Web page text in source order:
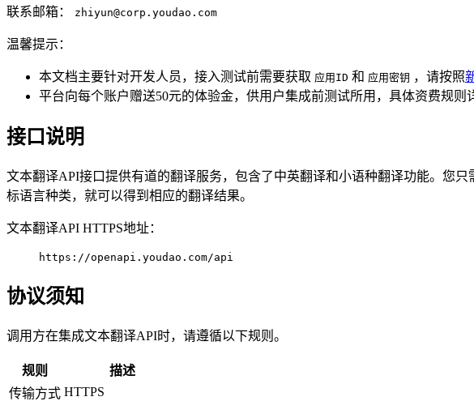
联系邮箱： zhiyun@corp.youdao.com
温馨提示：
本文档主要针对开发人员，接入测试前需要获取 应用ID 和 应用密钥 ，请按照
平台向每个账户赠送50元的体验金，供用户集成前测试所用，具体资费规则
接口说明
文本翻译API接口提供有道的翻译服务，包含了中英翻译和小语种翻译功能。您
标语言种类，就可以得到相应的翻译结果。
文本翻译API HTTPS地址：
https://openapi.youdao.com/api
协议须知
调用方在集成文本翻译API时，请遵循以下规则。
规则
描述
传输方式 HTTPS